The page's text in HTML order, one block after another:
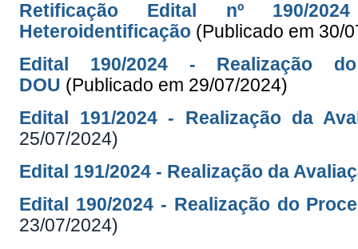
Retificação Edital nº 190/
Heteroidentificação (Publicado em 30/
Edital 190/2024 - Realização
DOU (Publicado em 29/07/2024)
Edital 191/2024 - Realização da
25/07/2024)
Edital 191/2024 - Realização da
Edital 190/2024 - Realização do
23/07/2024)